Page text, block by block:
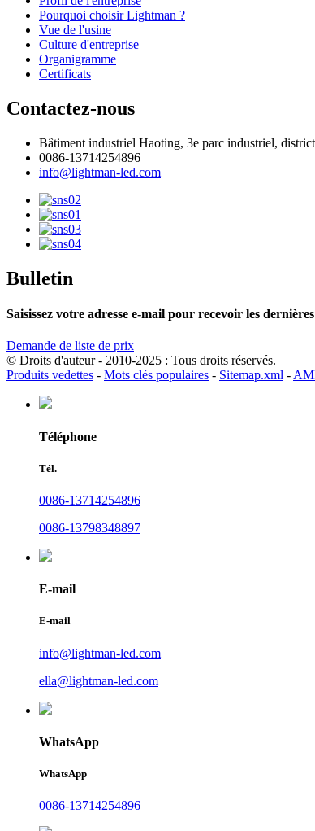
Pourquoi choisir Lightman ?
Vue de l'usine
Culture d'entreprise
Organigramme
Certificats
Contactez-nous
Bâtiment industriel Haoting, 3e parc industriel,
0086-13714254896
info@lightman-led.com
Bulletin
Saisissez votre adresse e-mail pour recevoir les
Demande de liste de prix
© Droits d'auteur - 2010-2025 : Tous droits réservés.
Produits vedettes - Mots clés populaires - Sitemap.xml -
Téléphone
Tél.
0086-13714254896
0086-13798348897
E-mail
E-mail
info@lightman-led.com
ella@lightman-led.com
WhatsApp
WhatsApp
0086-13714254896